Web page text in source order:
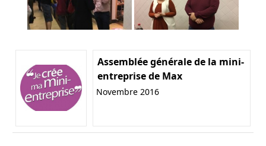
Assemblée générale de la mini-
entreprise de Max
Novembre 2016